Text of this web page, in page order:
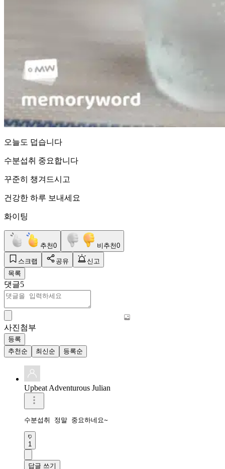
오늘도 덥습니다
수분섭취 중요합니다
꾸준히 챙겨드시고
건강한 하루 보내세요
화이팅
추천0 비추천0
스크랩 공유
신고
목록
댓글5
사진첨부
등록
추천순
최신순 등록순
Upbeat Adventurous Julian
수분섭취 정말 중요하네요~
1
답글 쓰기